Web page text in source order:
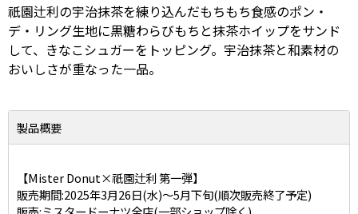
祇園辻利の宇治抹茶を練り込んだもちもち食感のポン・
デ・リング生地に黒糖わらびもちと抹茶ホイップをサンド
して、きなこシュガーをトッピング。宇治抹茶と和素材の
おいしさが重なった一品。
製品概要
【Mister Donut×祇園辻利 第一弾】
販売期間:2025年3月26日(水)～5月下旬(順次販売終了予定)